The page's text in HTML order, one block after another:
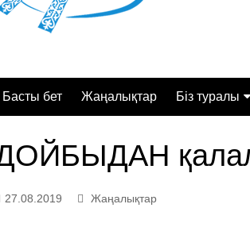
Басты бет Жаңалықтар Біз туралы
Құрылымы
27.08.2019 Жаңалықтар